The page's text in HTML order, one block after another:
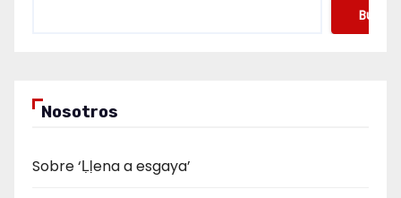
Buscar
Nosotros
Sobre ‘Ḷḷena a esgaya’